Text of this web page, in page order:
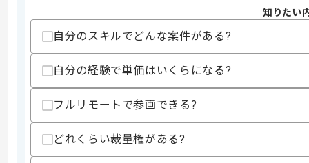
その他募集要項
商談回数
1回
募集人数
1人
作業開始日
2026/05/01
エージェントからのコ
コネクタ事業、インターフェース、ソ
を展開する大手企業でございます。
知りたい
自分のスキルでどんな案件がある?
自分の経験で単価はいくらになる?
フルリモートで参画できる?
どれくらい裁量権がある?